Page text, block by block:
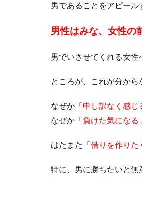
男であることをアピール
男性はみな、女性の
男でいさせてくれる女性
ところが、これが分から
なぜか 「申し訳なく感じ
なぜか 「負けた気になる」
はたまた 「借りを作りた
特に、男に勝ちたいと無